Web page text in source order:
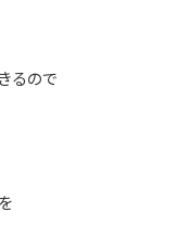
るので